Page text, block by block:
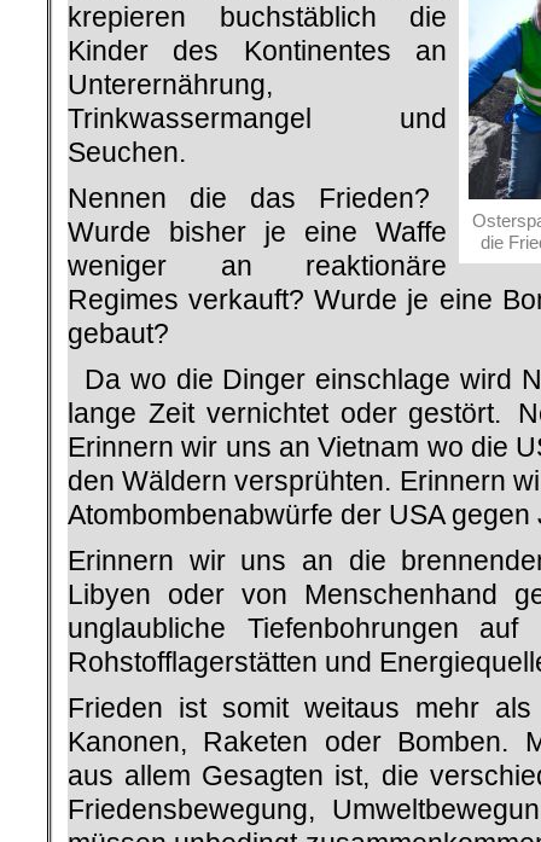
die
krepieren buchstäblich die
Kinder des Kontinentes an
Unterernährung,
Trinkwassermangel und
Seuchen.
Nennen die das Frieden?
Wurde bisher je eine Waffe
weniger an reaktionäre
Regimes verkauft? Wurde je eine
gebaut?
Da wo die Dinger einschlage wird
lange Zeit vernichtet oder gestört.
Erinnern wir uns an Vietnam wo die
den Wäldern versprühten. Erinnern
Atombombenabwürfe der USA
Erinnern wir uns an die
Libyen oder von Menschenhand
unglaubliche Tiefenbohrungen
Rohstofflagerstätten und
Frieden ist somit weitaus mehr
Kanonen, Raketen oder Bomben.
aus allem Gesagten ist, die
Friedensbewegung,